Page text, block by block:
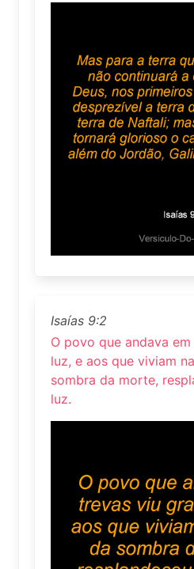
Isaías 9:2
O povo que andava
luz, e aos que viviam
sombra da morte,
luz.